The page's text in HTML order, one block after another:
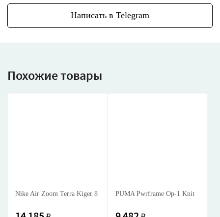
Написать в Telegram
Похожие товары
Nike Air Zoom Terra Kiger 8 PUMA Pwrframe Op-1 Knit